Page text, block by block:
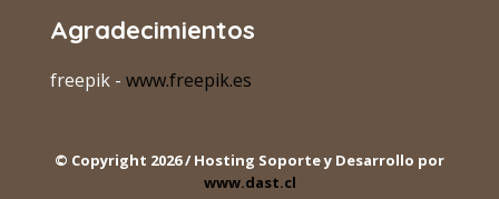
Agradecimientos
freepik - www.freepik.es
© Copyright 2026 / Hosting Soporte y Desarrollo por
www.dast.cl